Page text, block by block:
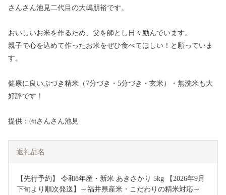
さんさん池見二代目の大嶋朋裕です。
おいしいお米を作るため、父を師とし日々励んでいます。
親子で心を込めて作ったお米をぜひ食べてほしい！と願っていま
す。
健康に良いぶづき精米（7分づき・5分づき・玄米）・無洗米も大
好評です！
提供：㈲さんさん池見
返礼品名
【先行予約】 令和8年産・新米 あきさかり 5kg 【2026年9月
下旬より順次発送】～福井県産米・こだわりの精米対応～